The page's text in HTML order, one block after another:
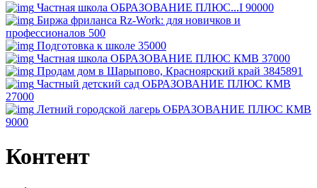
Частная школа ОБРАЗОВАНИЕ ПЛЮС...I 90000
Биржа фриланса Rz-Work: для новичков и
профессионалов 500
Подготовка к школе 35000
Частная школа ОБРАЗОВАНИЕ ПЛЮС КМВ 37000
Продам дом в Шарыпово, Красноярский край 3845891
Частный детский сад ОБРАЗОВАНИЕ ПЛЮС КМВ
27000
Летний городской лагерь ОБРАЗОВАНИЕ ПЛЮС КМВ
9000
Контент